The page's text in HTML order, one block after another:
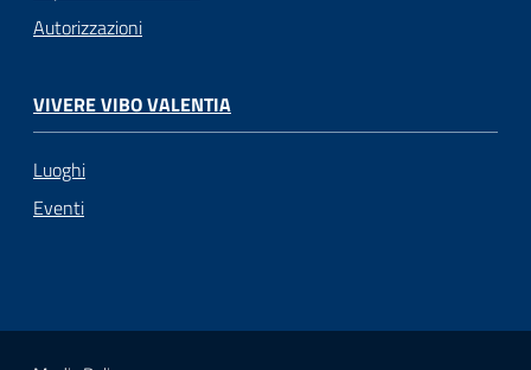
Autorizzazioni
VIVERE VIBO VALENTIA
Luoghi
Eventi